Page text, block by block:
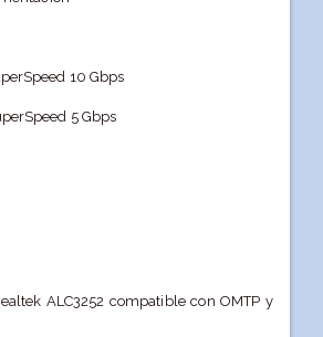
10 Gbps
5 Gbps
ALC3252 compatible con OMTP y